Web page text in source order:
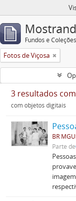
Fundos e Coleções
Fotos de Viçosa
3 resultados
com objetos digitais
BR
Parte de